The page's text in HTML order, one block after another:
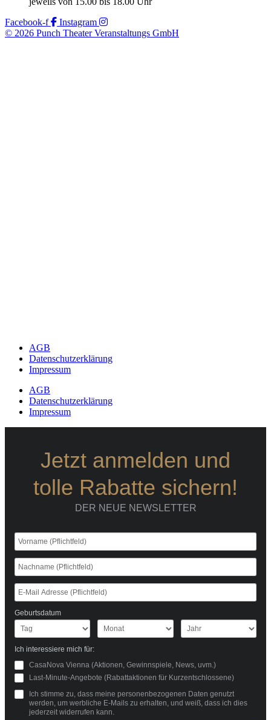
Facebook-f
Instagram
© 2026 Punch Theater Veranstaltungs GmbH
AGB
Datenschutzerklärung
Impressum
AGB
Datenschutzerklärung
Impressum
Jetzt anmelden und
tolle Rabatte sichern!
DER NEUE NEWSLETTER
Geburtsdatum
Ich interessiere mich für:
CasaNova Vienna (Aktionen, Gewinnspiele, News, uvm.)
Last-Minute-Angebote (Rabattaktionen für Kurzentschlossene)
Ich stimme zu, dass meine personenbezogenen Daten genutzt
werden, um werbliche E-Mails zu erhalten, und weiß, dass ich dies
jederzeit widerrufen kann.